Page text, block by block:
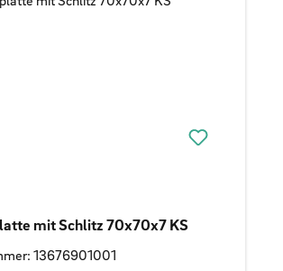
mit Schlitz 70x70x7 KS
13676901001